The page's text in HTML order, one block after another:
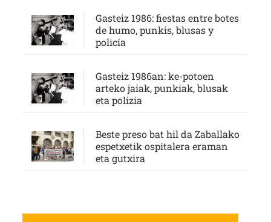
Gasteiz 1986: fiestas entre botes
de humo, punkis, blusas y
policía
Gasteiz 1986an: ke-potoen
arteko jaiak, punkiak, blusak
eta polizia
Beste preso bat hil da Zaballako
espetxetik ospitalera eraman
eta gutxira